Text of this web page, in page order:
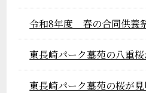
令和8年度 春の合同供養
東長崎パーク墓苑の八重
東長崎パーク墓苑の桜が